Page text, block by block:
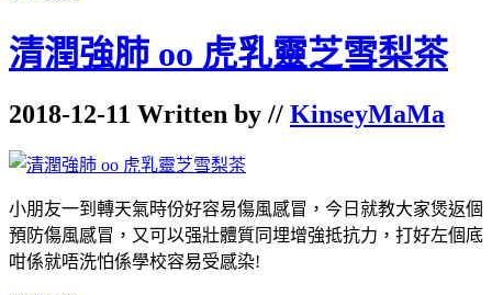
清潤強肺 oo 虎乳靈芝雪梨茶
2018-12-11 Written by // KinseyMaMa
小朋友一到轉天氣時份好容易傷風感冒，今日就教大家煲返個
預防傷風感冒，又可以强壯體質同埋增強抵抗力，打好左個底
咁係就唔洗怕係學校容易受感染!